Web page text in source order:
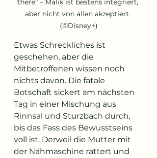
there“ – Malik ist bestens integriert,
aber nicht von allen akzeptiert.
(©Disney+)
Etwas Schreckliches ist
geschehen, aber die
Mitbetroffenen wissen noch
nichts davon. Die fatale
Botschaft sickert am nächsten
Tag in einer Mischung aus
Rinnsal und Sturzbach durch,
bis das Fass des Bewusstseins
voll ist. Derweil die Mutter mit
der Nähmaschine rattert und